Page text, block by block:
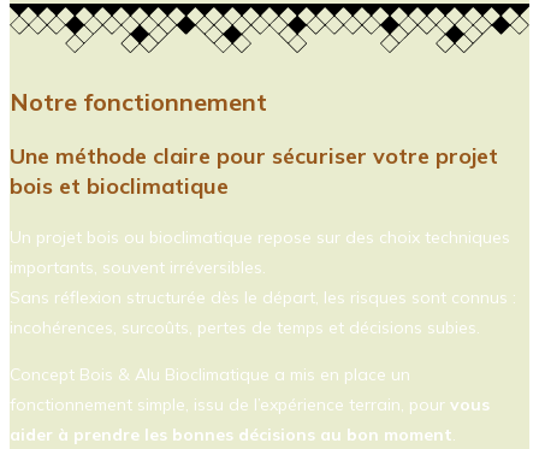
Notre fonctionnement
Une méthode claire pour sécuriser votre projet
bois et bioclimatique
Un projet bois ou bioclimatique repose sur des choix techniques
importants, souvent irréversibles.
Sans réflexion structurée dès le départ, les risques sont connus :
incohérences, surcoûts, pertes de temps et décisions subies.
Concept Bois & Alu Bioclimatique a mis en place un
fonctionnement simple, issu de l’expérience terrain, pour vous
aider à prendre les bonnes décisions au bon moment.